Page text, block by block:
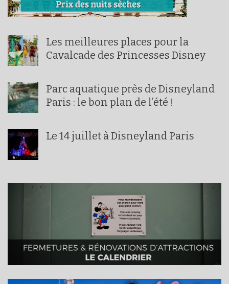
Les meilleures places pour la
Cavalcade des Princesses Disney
Parc aquatique près de Disneyland
Paris : le bon plan de l’été !
Le 14 juillet à Disneyland Paris